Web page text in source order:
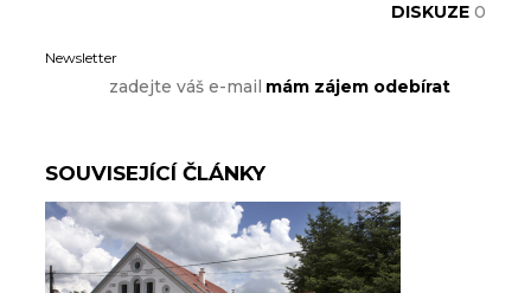
DISKUZE 0
Newsletter
SOUVISEJÍCÍ ČLÁNKY